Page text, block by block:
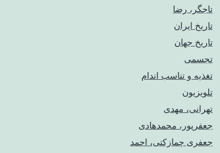
تاجگر، رضا
تاریخ ایران
تاریخ جهان
تجسمی
تغذیه و تناسب اندام
تلویزیون
تهرانی، مهدی
جعفرپور، محمدهادی
جعفری چمازکتی، احمد